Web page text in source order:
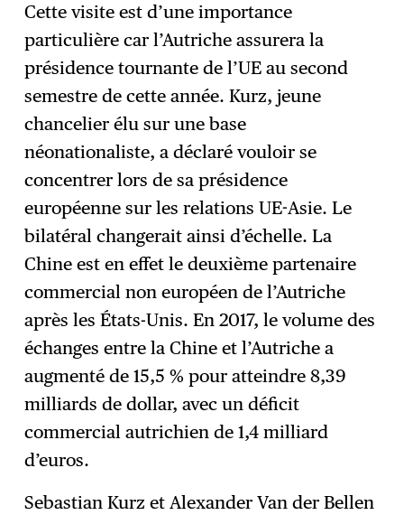
Cette visite est d’une importance
particulière car l’Autriche assurera la
présidence tournante de l’UE au second
semestre de cette année. Kurz, jeune
chancelier élu sur une base
néonationaliste, a déclaré vouloir se
concentrer lors de sa présidence
européenne sur les relations UE-Asie. Le
bilatéral changerait ainsi d’échelle. La
Chine est en effet le deuxième partenaire
commercial non européen de l’Autriche
après les États-Unis. En 2017, le volume des
échanges entre la Chine et l’Autriche a
augmenté de 15,5 % pour atteindre 8,39
milliards de dollar, avec un déficit
commercial autrichien de 1,4 milliard
d’euros.
Sebastian Kurz et Alexander Van der Bellen